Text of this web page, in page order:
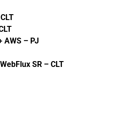
AWS – PJ
SR – CLT